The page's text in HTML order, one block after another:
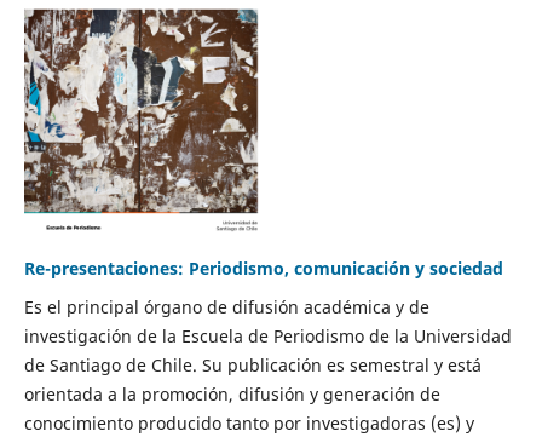
Re-presentaciones: Periodismo, comunicación y sociedad
Es el principal órgano de difusión académica y de
investigación de la Escuela de Periodismo de la Universidad
de Santiago de Chile. Su publicación es semestral y está
orientada a la promoción, difusión y generación de
conocimiento producido tanto por investigadoras (es) y